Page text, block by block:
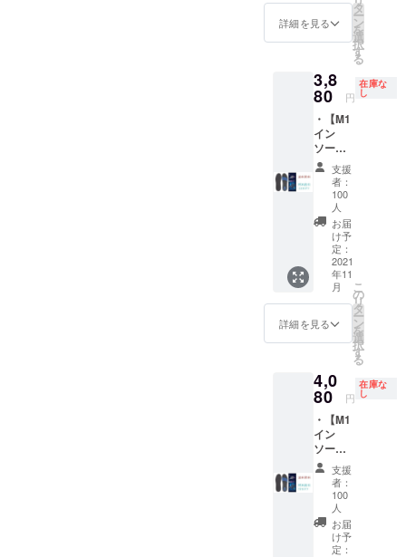
ご支援をい
たら幸いで
売の予
定価格
4,970円
14％オ
フ ※消
費税・
送料込
み ※発
送（追
跡番号
あり）
はポス
ト投函
※仕様、
デザイ
ン等、
改良の
ため、
一部変
る場合
がござ
らかじ
めご了
承願い
ます
択） XS
サイズ
(21cm
－
) Sサイ
ズ
(22.5c
m-
24.5cm
) Mサイ
ズ
(24.5c
26.5cm
) Lサイ
(26.5c
28.5cm
売の予
定価格
9,940円
14％オ
フ ※消
費税・
送料込
み ※発
送（追
跡番号
あり）
はポス
ト投函
※仕様、
デザイ
詳細を見る
タ
ー
ン
を
選
択
す
る
3,8
80 円
在庫な
し
・【M1
イン
ソール
2021】
1足セッ
ト（全5
サイズ
から選
択） XS
サイズ
(21cm
22.5cm
) Sサイ
ズ
) Mサイ
ズ
(24.5c
m-
26.5cm
) Lサイ
ズ
(26.5c
28.5cm
) XLサ
イズ
(29cm-
支援
者：
100
人
お届
け予
定：
2021
年11
月
詳細を見る
こ
の
リ
タ
ー
ン
を
選
択
す
る
4,0
80 円
在庫な
し
・【M1
イン
ソール
2021】
1足セッ
ト（全5
サイズ
から選
択） XS
サイズ
支援
者：
100
人
お届
け予
定：